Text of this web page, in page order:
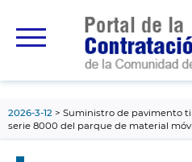
principal
2026-3-12
Suministro de pavimento
serie 8000 del parque de material